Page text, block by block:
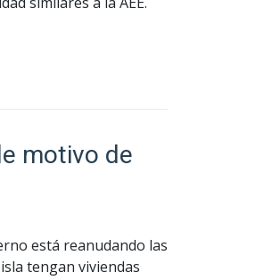
motivo de
está reanudando las
tengan viviendas